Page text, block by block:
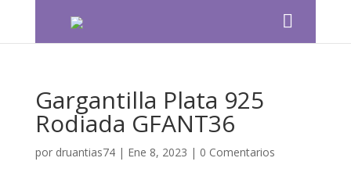
Gargantilla Plata 925
Rodiada GFANT36
por druantias74| Ene 8, 2023 | 0 Comentarios